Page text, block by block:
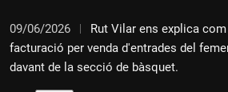
09/06/2026
Rut Vilar ens explica
facturació per venda d'entrades del
davant de la secció de bàsquet.